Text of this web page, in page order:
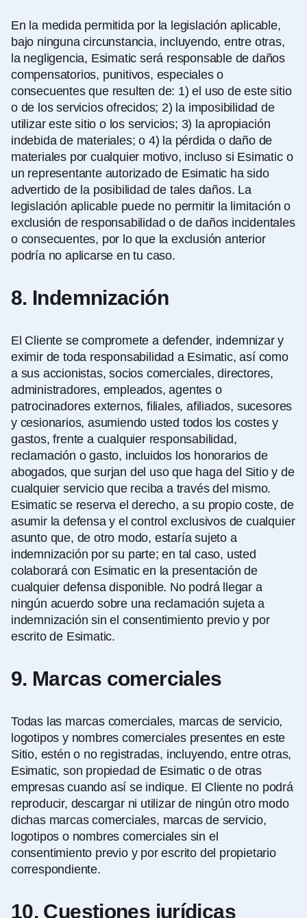
En la medida permitida por la legislación aplicable,
bajo ninguna circunstancia, incluyendo, entre otras,
la negligencia, Esimatic será responsable de daños
compensatorios, punitivos, especiales o
consecuentes que resulten de: 1) el uso de este sitio
o de los servicios ofrecidos; 2) la imposibilidad de
utilizar este sitio o los servicios; 3) la apropiación
indebida de materiales; o 4) la pérdida o daño de
materiales por cualquier motivo, incluso si Esimatic o
un representante autorizado de Esimatic ha sido
advertido de la posibilidad de tales daños. La
legislación aplicable puede no permitir la limitación o
exclusión de responsabilidad o de daños incidentales
o consecuentes, por lo que la exclusión anterior
podría no aplicarse en tu caso.
8. Indemnización
El Cliente se compromete a defender, indemnizar y
eximir de toda responsabilidad a Esimatic, así como
a sus accionistas, socios comerciales, directores,
administradores, empleados, agentes o
patrocinadores externos, filiales, afiliados, sucesores
y cesionarios, asumiendo usted todos los costes y
gastos, frente a cualquier responsabilidad,
reclamación o gasto, incluidos los honorarios de
abogados, que surjan del uso que haga del Sitio y de
cualquier servicio que reciba a través del mismo.
Esimatic se reserva el derecho, a su propio coste, de
asumir la defensa y el control exclusivos de cualquier
asunto que, de otro modo, estaría sujeto a
indemnización por su parte; en tal caso, usted
colaborará con Esimatic en la presentación de
cualquier defensa disponible. No podrá llegar a
ningún acuerdo sobre una reclamación sujeta a
indemnización sin el consentimiento previo y por
escrito de Esimatic.
9. Marcas comerciales
Todas las marcas comerciales, marcas de servicio,
logotipos y nombres comerciales presentes en este
Sitio, estén o no registradas, incluyendo, entre otras,
Esimatic, son propiedad de Esimatic o de otras
empresas cuando así se indique. El Cliente no podrá
reproducir, descargar ni utilizar de ningún otro modo
dichas marcas comerciales, marcas de servicio,
logotipos o nombres comerciales sin el
consentimiento previo y por escrito del propietario
correspondiente.
10. Cuestiones jurídicas